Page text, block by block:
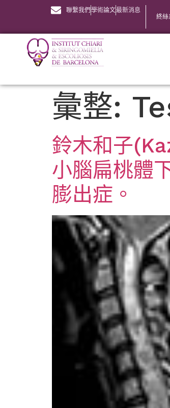
聯繫我們學術論文最新消息
終絲
彙整:
鈴木和子
小腦扁桃體
膨出症。